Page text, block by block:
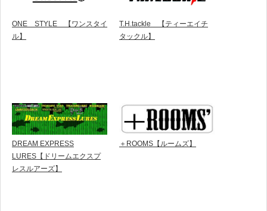
ONE STYLE 【ワンスタイ
ル】
T.H.tackle 【ティーエイチ
タックル】
DREAM EXPRESS
LURES【ドリームエクスプ
レスルアーズ】
＋ROOMS【ルームズ】